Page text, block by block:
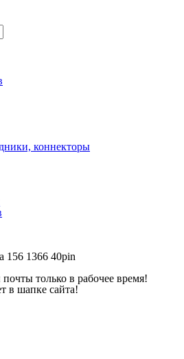
коннекторы
156 1366 40pin
только в рабочее время!
в шапке сайта!